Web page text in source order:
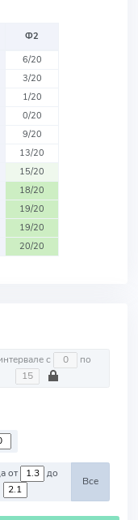
Ф2
6/20
3/20
1/20
0/20
9/20
13/20
15/20
18/20
19/20
19/20
20/20
На интервале с по
Победа от до
Все